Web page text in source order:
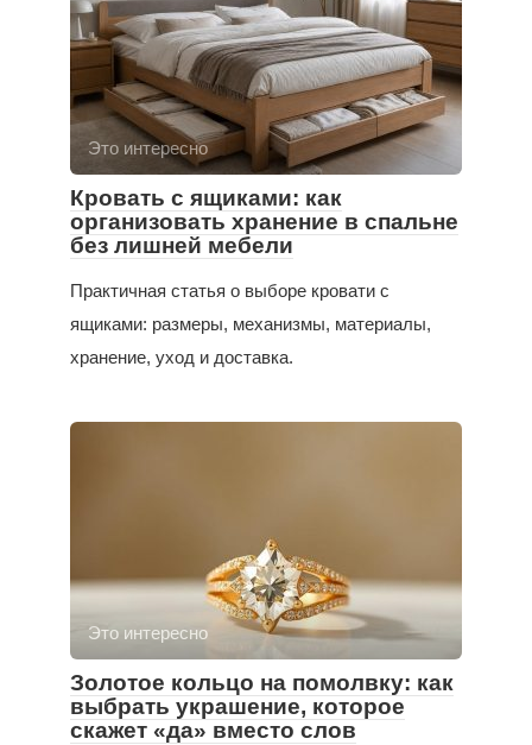
Это интересно
Кровать с ящиками: как
организовать хранение в спальне
без лишней мебели
Практичная статья о выборе кровати с
ящиками: размеры, механизмы, материалы,
хранение, уход и доставка.
Это интересно
Золотое кольцо на помолвку: как
выбрать украшение, которое
скажет «да» вместо слов